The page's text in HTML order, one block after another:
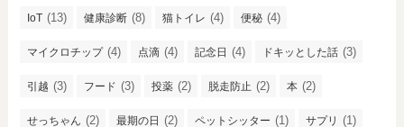
IoT (13) 健康診断 (8) 猫トイレ (4) 便秘 (4)
マイクロチップ (4) 点滴 (4) 記念日 (4) ドキッとした話 (3)
引越 (3) フード (3) 投薬 (2) 脱走防止 (2) 本 (2)
せっちゃん (2) 最期の日 (2) ペットシッター (1) サプリ (1)